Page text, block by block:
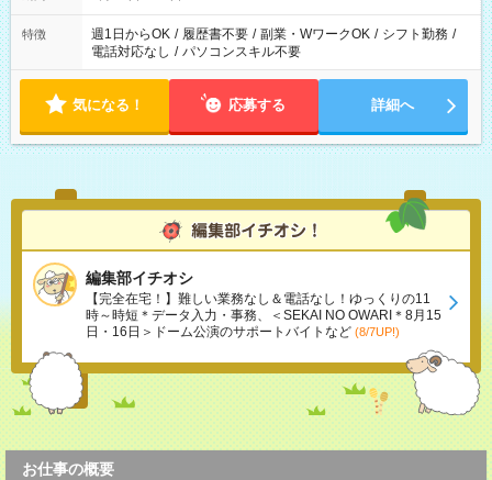
特徴 週1日からOK / 履歴書不要 / 副業・WワークOK / シフト勤務 /
電話対応なし / パソコンスキル不要
気になる！ 応募する 詳細へ
編集部イチオシ
【完全在宅！】難しい業務なし＆電話なし！ゆっくりの11
時～時短＊データ入力・事務、＜SEKAI NO OWARI＊8月15
日・16日＞ドーム公演のサポートバイトなど (8/7UP!)
お仕事の概要